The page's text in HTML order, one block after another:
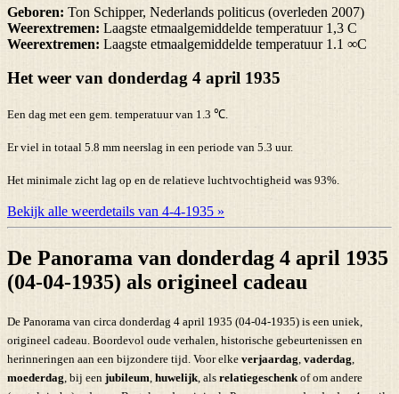
Geboren: Ton Schipper, Nederlands politicus (overleden 2007)
Weerextremen: Laagste etmaalgemiddelde temperatuur 1,3 C
Weerextremen: Laagste etmaalgemiddelde temperatuur 1.1 ∞C
Het weer van donderdag 4 april 1935
Een dag met een gem. temperatuur van 1.3 ℃.
Er viel in totaal 5.8 mm neerslag in een periode van 5.3 uur.
Het minimale zicht lag op en de relatieve luchtvochtigheid was 93%.
Bekijk alle weerdetails van 4-4-1935 »
De Panorama van donderdag 4 april 1935
(04-04-1935) als origineel cadeau
De Panorama van circa donderdag 4 april 1935 (04-04-1935) is een uniek,
origineel cadeau. Boordevol oude verhalen, historische gebeurtenissen en
herinneringen aan een bijzondere tijd. Voor elke verjaardag vaderdag
moederdag , bij een jubileum huwelijk , als relatiegeschenk of om andere